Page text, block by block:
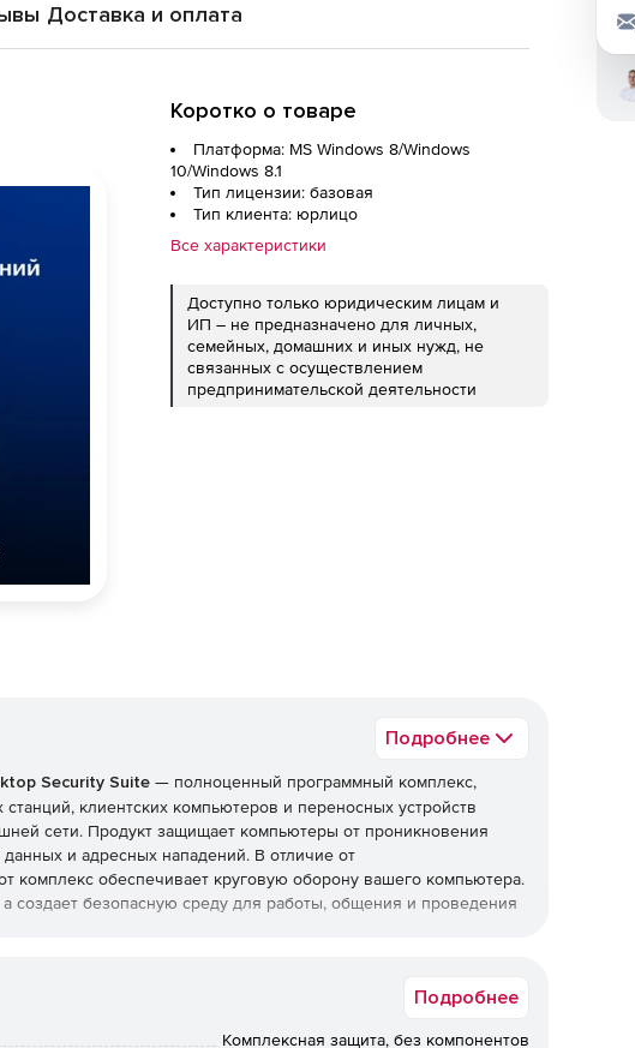
Доставка и оплата
Коротко о товаре
Платформа: MS Windows 8/Windows
10/Windows 8.1
Тип лицензии: базовая
Тип клиента: юрлицо
Все характеристики
Доступно только юридическим лицам и
ИП – не предназначено для личных,
семейных, домашних и иных нужд, не
связанных с осуществлением
предпринимательской деятельности
Подробнее
Security Suite — полноценный программный комплекс,
клиентских компьютеров и переносных устройств
сети. Продукт защищает компьютеры от проникновения
и адресных нападений. В отличие от
комплекс обеспечивает круговую оборону вашего компьютера.
создает безопасную среду для работы, общения и проведения
Desktop Security Suite Подробнее
Комплексная защита, без компонентов